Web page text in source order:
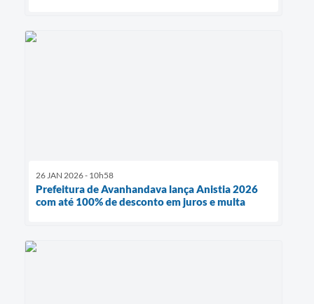
26 JAN 2026 - 10h58
Prefeitura de Avanhandava lança Anistia 2026
com até 100% de desconto em juros e multa